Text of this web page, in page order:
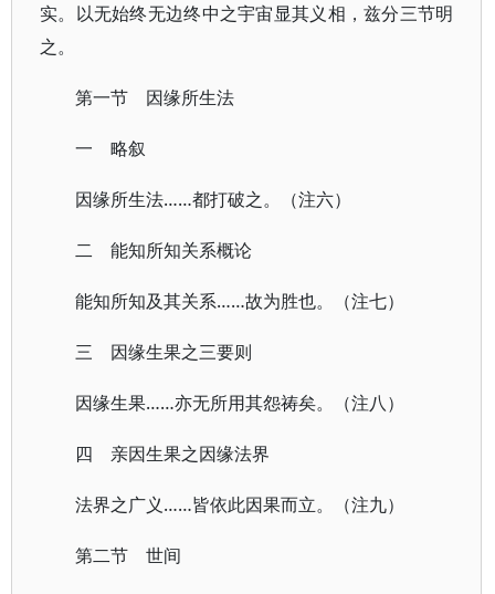
实。以无始终无边终中之宇宙显其义相，兹分三节明
之。
第一节 因缘所生法
一 略叙
因缘所生法……都打破之。（注六）
二 能知所知关系概论
能知所知及其关系……故为胜也。（注七）
三 因缘生果之三要则
因缘生果……亦无所用其怨祷矣。（注八）
四 亲因生果之因缘法界
法界之广义……皆依此因果而立。（注九）
第二节 世间